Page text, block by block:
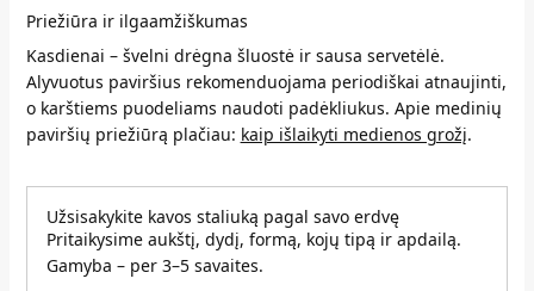
Priežiūra ir ilgaamžiškumas
Kasdienai – švelni drėgna šluostė ir sausa servetėlė.
Alyvuotus paviršius rekomenduojama periodiškai atnaujinti,
o karštiems puodeliams naudoti padėkliukus. Apie medinių
paviršių priežiūrą plačiau: kaip išlaikyti medienos grožį.
Užsisakykite kavos staliuką pagal savo erdvę
Pritaikysime aukštį, dydį, formą, kojų tipą ir apdailą.
Gamyba – per 3–5 savaites.